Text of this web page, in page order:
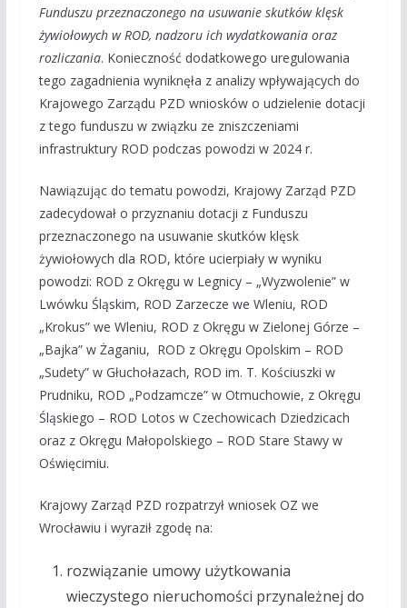
Funduszu przeznaczonego na usuwanie skutków klęsk
żywiołowych w ROD, nadzoru ich wydatkowania oraz
rozliczania. Konieczność dodatkowego uregulowania
tego zagadnienia wyniknęła z analizy wpływających do
Krajowego Zarządu PZD wniosków o udzielenie dotacji
z tego funduszu w związku ze zniszczeniami
infrastruktury ROD podczas powodzi w 2024 r.
Nawiązując do tematu powodzi, Krajowy Zarząd PZD
zadecydował o przyznaniu dotacji z Funduszu
przeznaczonego na usuwanie skutków klęsk
żywiołowych dla ROD, które ucierpiały w wyniku
powodzi: ROD z Okręgu w Legnicy – „Wyzwolenie” w
Lwówku Śląskim, ROD Zarzecze we Wleniu, ROD
„Krokus” we Wleniu, ROD z Okręgu w Zielonej Górze –
„Bajka” w Żaganiu, ROD z Okręgu Opolskim – ROD
„Sudety” w Głuchołazach, ROD im. T. Kościuszki w
Prudniku, ROD „Podzamcze” w Otmuchowie, z Okręgu
Śląskiego – ROD Lotos w Czechowicach Dziedzicach
oraz z Okręgu Małopolskiego – ROD Stare Stawy w
Oświęcimiu.
Krajowy Zarząd PZD rozpatrzył wniosek OZ we
Wrocławiu i wyraził zgodę na:
rozwiązanie umowy użytkowania
wieczystego nieruchomości przynależnej do